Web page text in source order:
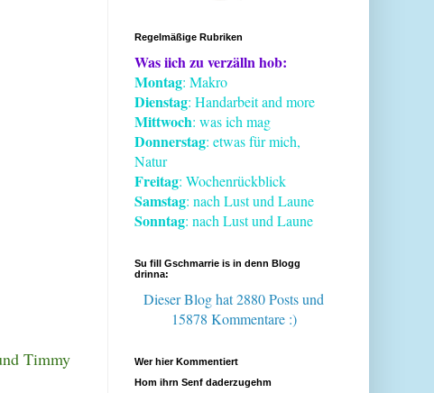
Timmy
Regelmäßige Rubriken
Was iich zu verzälln hob:
Montag: Makro
Dienstag: Handarbeit and more
Mittwoch: was ich mag
Donnerstag: etwas für mich,
Natur
Freitag: Wochenrückblick
Samstag: nach Lust und Laune
Sonntag: nach Lust und Laune
Su fill Gschmarrie is in denn Blogg
drinna:
Dieser Blog hat 2880 Postsund
15878 Kommentare :)
Wer hier Kommentiert
Hom ihrn Senf daderzugehm